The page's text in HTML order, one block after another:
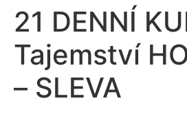
21 DENNÍ
Tajemství
– SLEVA